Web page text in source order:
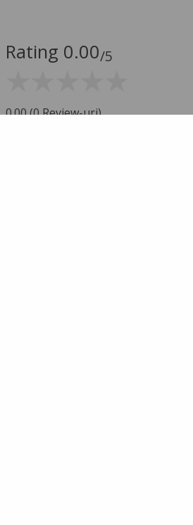
Rating 0.00/5
0.00 (0 Review-uri)